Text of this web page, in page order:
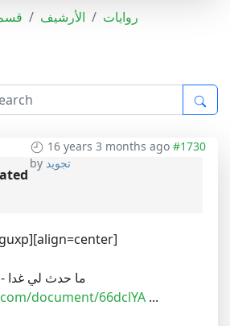
قسم الأرشيف روايات
16 years 3 months ago #1730
by تجويد
ما حدث لي غدا
document/66dclYA ...